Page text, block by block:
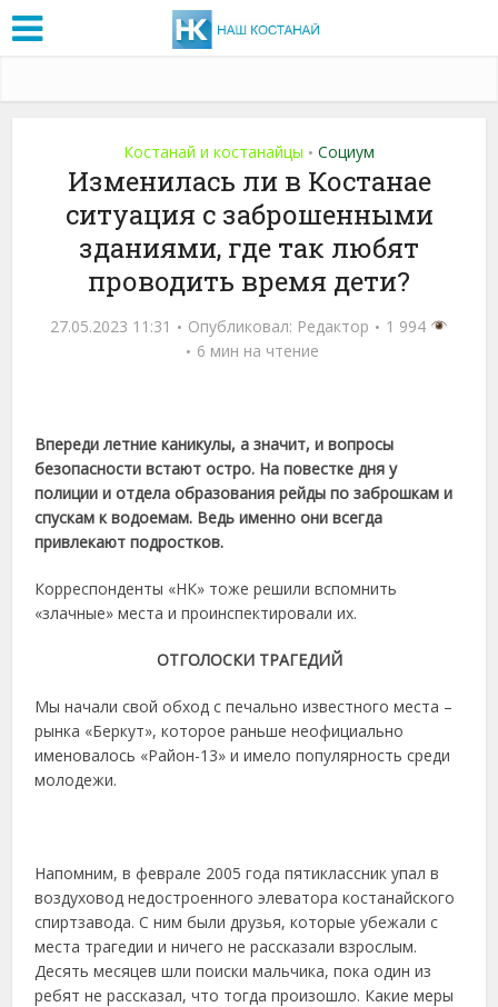
Костанай и костанайцы • Социум
Изменилась ли в Костанае
ситуация с заброшенными
зданиями, где так любят
проводить время дети?
27.05.2023 11:31 Опубликовал: Редактор
1 994
6 мин на чтение
Впереди летние каникулы, а значит, и вопросы
безопасности встают остро. На повестке дня у
полиции и отдела образования рейды по заброшкам и
спускам к водоемам. Ведь именно они всегда
привлекают подростков.
Корреспонденты «НК» тоже решили вспомнить
«злачные» места и проинспектировали их.
ОТГОЛОСКИ ТРАГЕДИЙ
Мы начали свой обход с печально известного места –
рынка «Беркут», которое раньше неофициально
именовалось «Район-13» и имело популярность среди
молодежи.
Напомним, в феврале 2005 года пятиклассник упал в
воздуховод недостроенного элеватора костанайского
спиртзавода. С ним были друзья, которые убежали с
места трагедии и ничего не рассказали взрослым.
Десять месяцев шли поиски мальчика, пока один из
ребят не рассказал, что тогда произошло. Какие меры